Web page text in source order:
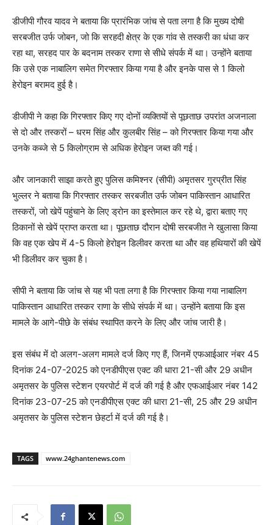
डीजीपी गौरव यादव ने बताया कि प्रारंभिक जांच से पता लगा है कि मुख्य दोषी
सरबजीत उर्फ जोबन, जो कि सरहदी क्षेत्र के एक गांव से तस्करी का धंधा कर
रहा था, सरहद पार के बदनाम तस्कर राणा से सीधे संपर्क में था। उन्होंने बताया
कि उसे एक नाबालिग समेत गिरफ्तार किया गया है और इनके पास से 1 किलो
हेरोइन बरामद हुई है।
डीजीपी ने कहा कि गिरफ्तार किए गए दोनों व्यक्तियों से पूछताछ उपरांत अजनाला
से दो और तस्करों – धरम सिंह और कुलबीर सिंह – को गिरफ्तार किया गया और
उनके कब्जे से 5 किलोग्राम से अधिक हेरोइन जब्त की गई।
और जानकारी साझा करते हुए पुलिस कमिश्नर (सीपी) अमृतसर गुरप्रीत सिंह
भुल्लर ने बताया कि गिरफ्तार तस्कर सरबजीत उर्फ जोबन पाकिस्तान आधारित
तस्करों, जो खेपें पहुंचाने के लिए ड्रोन का इस्तेमाल कर रहे थे, द्वारा बताए गए
ठिकानों से खेपें प्राप्त करता था। पूछताछ दौरान दोषी सरबजीत ने खुलासा किया
कि वह एक खेप में 4-5 किलो हेरोइन डिलीवर करता था और वह हथियारों की खेपें
भी डिलीवर कर चुका है।
सीपी ने बताया कि जांच से यह भी पता लगा है कि गिरफ्तार किया गया नाबालिग
पाकिस्तान आधारित तस्कर राणा के सीधे संपर्क में था। उन्होंने बताया कि इस
मामले के आगे-पीछे के संबंध स्थापित करने के लिए और जांच जारी है।
इस संबंध में दो अलग-अलग मामले दर्ज किए गए हैं, जिनमें एफआईआर नंबर 45
दिनांक 24-07-2025 को एनडीपीएस एक्ट की धारा 21-सी और 29 अधीन
अमृतसर के पुलिस स्टेशन एयरपोर्ट में दर्ज की गई है और एफआईआर नंबर 142
दिनांक 23-07-25 को एनडीपीएस एक्ट की धारा 21-सी, 25 और 29 अधीन
अमृतसर के पुलिस स्टेशन छेहर्टा में दर्ज की गई है।
TAGS www.24ghantenews.com